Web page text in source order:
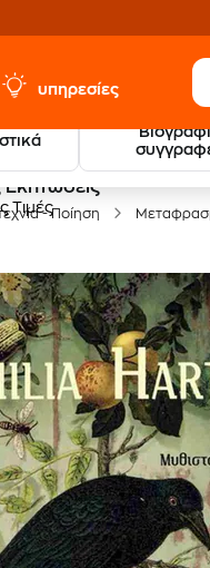
υπηρεσίες
Εκπτώσεις
Τιμές
20
- Ποίηση